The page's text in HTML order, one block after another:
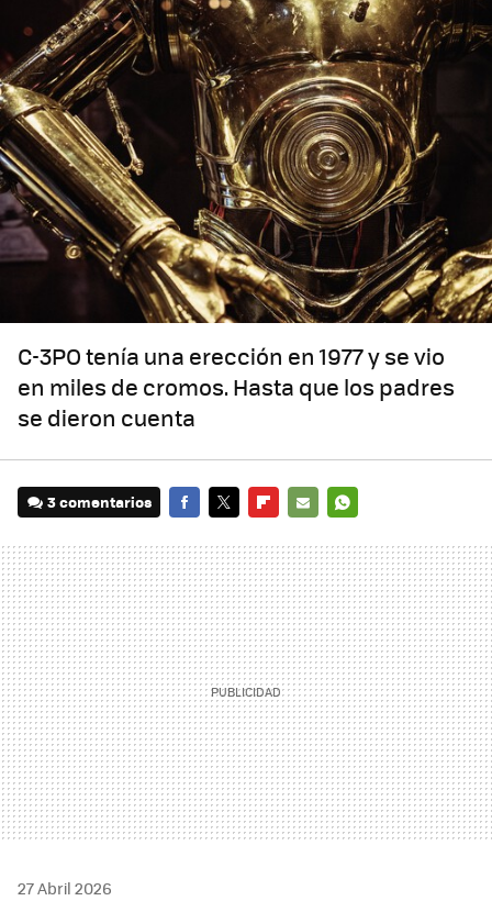
C-3PO tenía una erección en 1977 y se vio
en miles de cromos. Hasta que los padres
se dieron cuenta
3 comentarios
MAIL
27 Abril 2026